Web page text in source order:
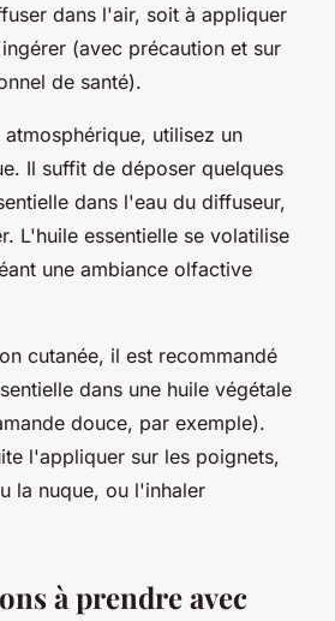
dans l'air, soit à appliquer
(avec précaution et sur
de santé).
utilisez un
Il suffit de déposer quelques
dans l'eau du diffuseur,
L'huile essentielle se volatilise
une ambiance olfactive
cutanée, il est recommandé
dans une huile végétale
douce, par exemple).
l'appliquer sur les poignets,
la nuque, ou l'inhaler
à prendre avec